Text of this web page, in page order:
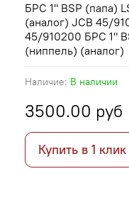
Наличие: В наличии
3500.00 руб
Купить в 1 клик
БРС 1" BSP (папа)
(аналог) JCB 45/
45/910200 БРС 1"
(ниппель) (аналог)